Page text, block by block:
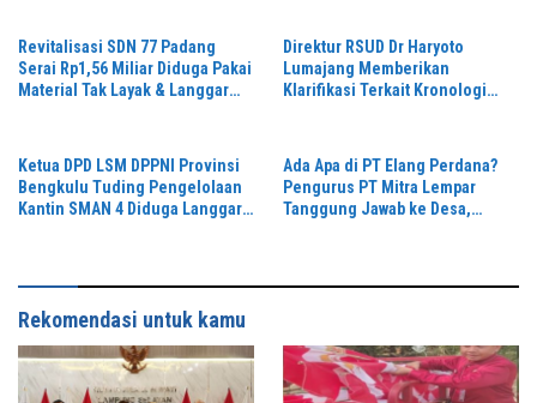
Revitalisasi SDN 77 Padang
Serai Rp1,56 Miliar Diduga Pakai
Material Tak Layak & Langgar
Direktur RSUD Dr Haryoto
Lumajang Memberikan
Klarifikasi Terkait Kronologi
Ketua DPD LSM DPPNI Provinsi
Bengkulu Tuding Pengelolaan
Kantin SMAN 4 Diduga Langgar
Ada Apa di PT Elang Perdana?
Pengurus PT Mitra Lempar
Tanggung Jawab ke Desa,
Rekomendasi untuk kamu